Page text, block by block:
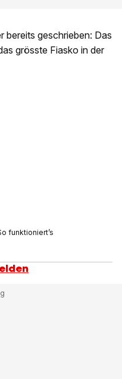
bereits geschrieben: Das
grösste Fiasko in der
funktioniert’s